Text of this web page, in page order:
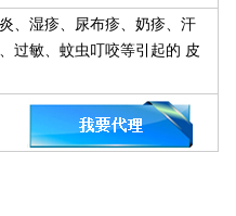
、湿疹、尿布疹、奶疹、汗
过敏、蚊虫叮咬等引起的 皮